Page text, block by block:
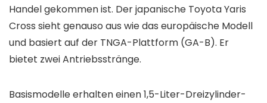
Handel gekommen ist. Der japanische Toyota Yaris
Cross sieht genauso aus wie das europäische Modell
und basiert auf der TNGA-Plattform (GA-B). Er
bietet zwei Antriebsstränge.
Basismodelle erhalten einen 1,5-Liter-Dreizylinder-